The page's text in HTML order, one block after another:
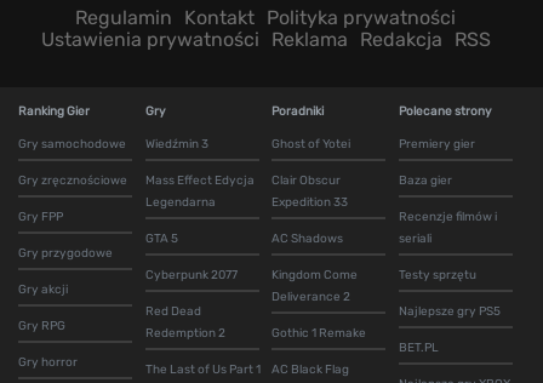
Regulamin Kontakt Polityka prywatności
Ustawienia prywatności
Reklama Redakcja RSS
Ranking Gier
Gry samochodowe
Gry zręcznościowe
Gry FPP
Gry przygodowe
Gry akcji
Gry RPG
Gry horror
Gry
Wiedźmin 3
Mass Effect Edycja
Legendarna
GTA 5
Cyberpunk 2077
Red Dead
Redemption 2
The Last of Us Part 1
Poradniki
Ghost of Yotei
Clair Obscur
Expedition 33
AC Shadows
Kingdom Come
Deliverance 2
Gothic 1 Remake
AC Black Flag
Polecane strony
Premiery gier
Baza gier
Recenzje filmów i
seriali
Testy sprzętu
Najlepsze gry PS5
BET.PL